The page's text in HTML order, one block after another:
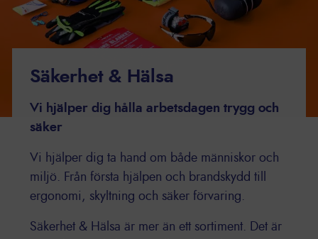
Säkerhet & Hälsa
Vi hjälper dig hålla arbetsdagen trygg och
säker
Vi hjälper dig ta hand om både människor och
miljö. Från första hjälpen och brandskydd till
ergonomi, skyltning och säker förvaring.
Säkerhet & Hälsa är mer än ett sortiment. Det är